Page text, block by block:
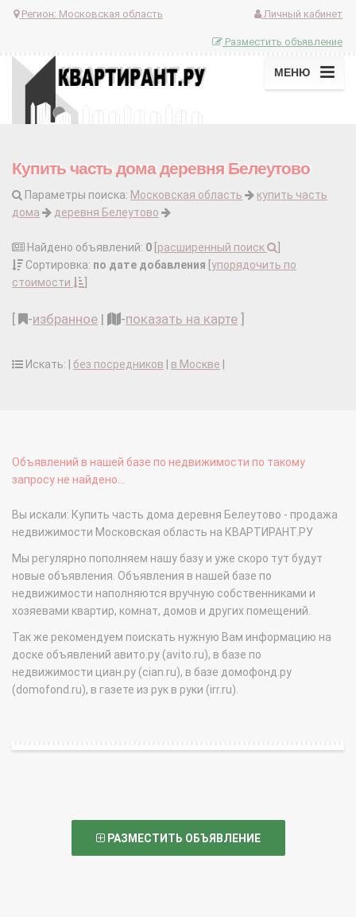
Регион: Московская область Личный кабинет
Разместить объявление
МЕНЮ
Купить часть дома деревня Белеутово
Параметры поиска: Московская область
купить часть
дома
деревня Белеутово
Найдено объявлений: 0 расширенный поиск
Сортировка: по дате добавления упорядочить по
стоимости
-избранное | -показать на карте
Искать: | без посредников в Москве
Объявлений в нашей базе по недвижимости по такому
запросу не найдено...
Вы искали: Купить часть дома деревня Белеутово - продажа
недвижимости Московская область на КВАРТИРАНТ.РУ
Мы регулярно пополняем нашу базу и уже скоро тут будут
новые объявления. Объявления в нашей базе по
недвижимости наполняются вручную собственниками и
хозяевами квартир, комнат, домов и других помещений.
Так же рекомендуем поискать нужную Вам информацию на
доске объявлений авито.ру (avito.ru), в базе по
недвижимости циан.ру (cian.ru), в базе домофонд.ру
(domofond.ru), в газете из рук в руки (irr.ru).
РАЗМЕСТИТЬ ОБЪЯВЛЕНИЕ